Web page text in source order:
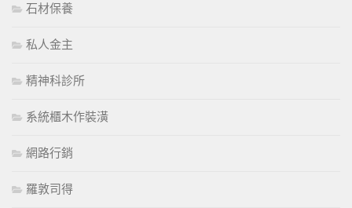
石材保養
私人金主
精神科診所
系統櫃木作裝潢
網路行銷
羅敦司得